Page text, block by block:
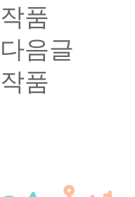
작품
다음글
작품